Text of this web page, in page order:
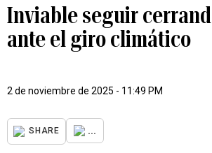
Inviable seguir
ante el giro climático
2 de noviembre de 2025 - 11:49 PM
SHARE ...